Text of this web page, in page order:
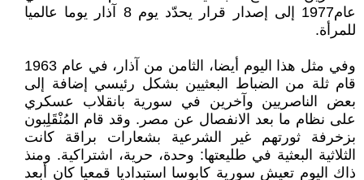
عام1977 إلى إصدار قرار يحدّد يوم 8 آذار يوما عالميا
للمرأة.
وفي مثل هذا اليوم أيضا، الثامن من آذار، في عام 1963
قام ثلة من الضباط البعثيين بشكل رئيسي إضافة إلى
بعض الناصريين وآخرين في سورية بانقلاب عسكري
على نظام ما بعد الانفصال عن مصر. وقد قام المُنْقَلِبون
بزخرفة ثورتهم غير الشرعية بشعارات براقة كانت
الثلاثية البعثية في طليعتها: وحدة، حرية، اشتراكية. ومنذ
ذاك اليوم تعيش سورية كابوسا استبداديا قمعيا كان أبعد